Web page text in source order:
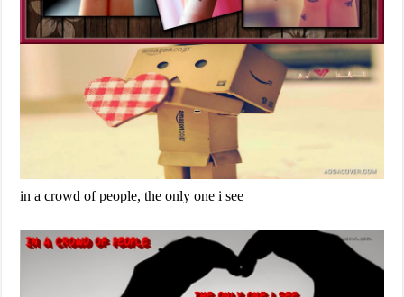
in a crowd of people, the only one i see